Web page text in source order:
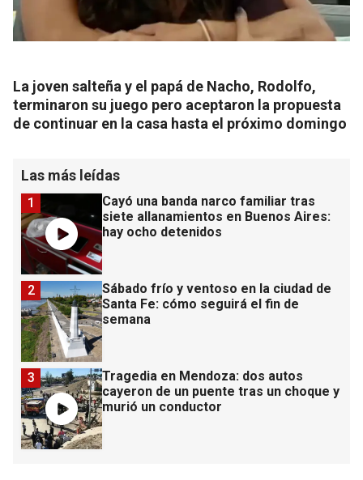
La joven salteña y el papá de Nacho, Rodolfo,
terminaron su juego pero aceptaron la propuesta
de continuar en la casa hasta el próximo domingo
Las más leídas
Cayó una banda narco familiar tras
siete allanamientos en Buenos Aires:
hay ocho detenidos
1
Sábado frío y ventoso en la ciudad de
Santa Fe: cómo seguirá el fin de
semana
2
Tragedia en Mendoza: dos autos
cayeron de un puente tras un choque y
murió un conductor
3